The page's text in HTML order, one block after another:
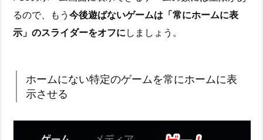
るので、もう 今後遊ばないゲームは「常にホームに表
示」のスライダーをオフに しましょう。
ホームにない特定のゲームを常にホームに表
示させる